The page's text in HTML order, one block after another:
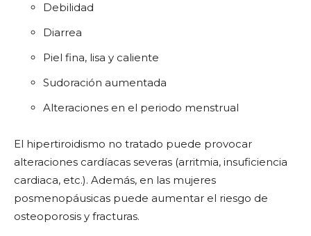
Debilidad
Diarrea
Piel fina, lisa y caliente
Sudoración aumentada
Alteraciones en el periodo menstrual
El hipertiroidismo no tratado puede provocar
alteraciones cardíacas severas (arritmia, insuficiencia
cardiaca, etc.). Además, en las mujeres
posmenopáusicas puede aumentar el riesgo de
osteoporosis y fracturas.